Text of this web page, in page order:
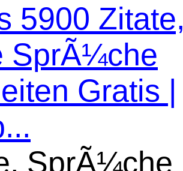
5900 Zitate,
SprÃ¼che
Gratis |
SprÃ¼che